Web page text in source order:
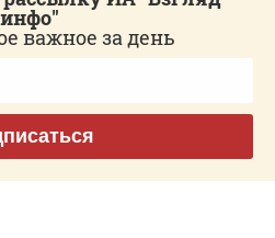
инфо"
важное за день